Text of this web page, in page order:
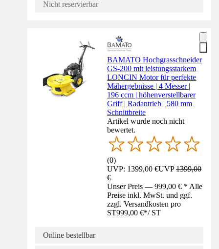
Nicht reservierbar
BAMATO Hochgrasschneider
GS-200 mit leistungsstarkem
LONCIN Motor für perfekte
Mähergebnisse | 4 Messer |
196 ccm | höhenverstellbarer
Griff | Radantrieb | 580 mm
Schnittbreite
Artikel wurde noch nicht
bewertet.
(0)
UVP: 1399,00 €UVP1399,00
€
Unser Preis — 999,00 € * Alle
Preise inkl. MwSt. und ggf.
zzgl. Versandkosten pro
ST999,00 €*/ ST
Online bestellbar